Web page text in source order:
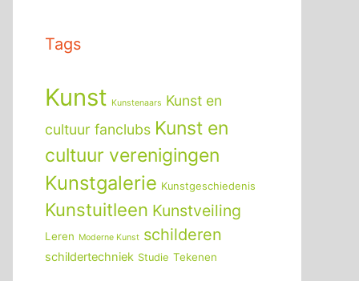
Tags
Kunst Kunstenaars Kunst en
cultuur fanclubs Kunst en
cultuur verenigingen
Kunstgalerie Kunstgeschiedenis
Kunstuitleen Kunstveiling
Leren Moderne Kunst schilderen
schildertechniek Studie Tekenen